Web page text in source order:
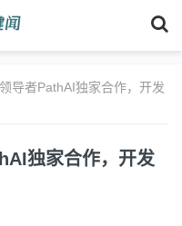
导者PathAI独家合作，开发
独家合作，开发